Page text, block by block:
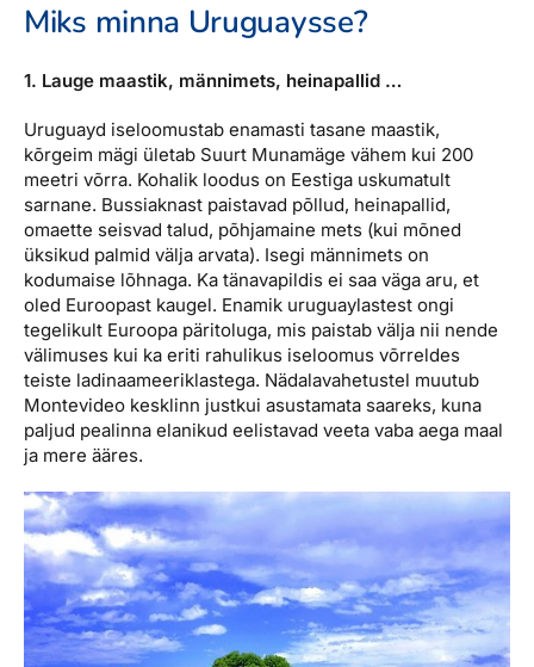
Miks minna Uruguaysse?
1. Lauge maastik, männimets, heinapallid …
Uruguayd iseloomustab enamasti tasane maastik,
kõrgeim mägi ületab Suurt Munamäge vähem kui 200
meetri võrra. Kohalik loodus on Eestiga uskumatult
sarnane. Bussiaknast paistavad põllud, heinapallid,
omaette seisvad talud, põhjamaine mets (kui mõned
üksikud palmid välja arvata). Isegi männimets on
kodumaise lõhnaga. Ka tänavapildis ei saa väga aru, et
oled Euroopast kaugel. Enamik uruguaylastest ongi
tegelikult Euroopa päritoluga, mis paistab välja nii nende
välimuses kui ka eriti rahulikus iseloomus võrreldes
teiste ladinaameeriklastega. Nädalavahetustel muutub
Montevideo kesklinn justkui asustamata saareks, kuna
paljud pealinna elanikud eelistavad veeta vaba aega maal
ja mere ääres.